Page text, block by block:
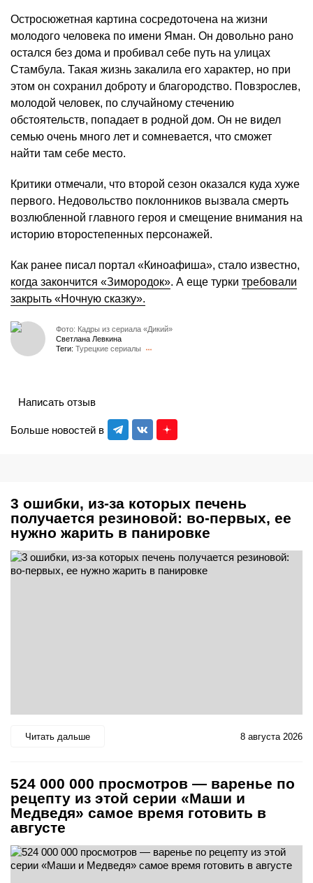
Остросюжетная картина сосредоточена на жизни
молодого человека по имени Яман. Он довольно рано
остался без дома и пробивал себе путь на улицах
Стамбула. Такая жизнь закалила его характер, но при
этом он сохранил доброту и благородство. Повзрослев,
молодой человек, по случайному стечению
обстоятельств, попадает в родной дом. Он не видел
семью очень много лет и сомневается, что сможет
найти там себе место.
Критики отмечали, что второй сезон оказался куда хуже
первого. Недовольство поклонников вызвала смерть
возлюбленной главного героя и смещение внимания на
историю второстепенных персонажей.
Как ранее писал портал «Киноафиша», стало известно,
когда закончится «Зимородок». А еще турки требовали
закрыть «Ночную сказку».
Фото: Кадры из сериала «Дикий»
Светлана Левкина
Теги: Турецкие сериалы
Больше новостей в
Написать отзыв
3 ошибки, из-за которых печень
получается резиновой: во-первых, ее
нужно жарить в панировке
Читать дальше 8 августа 2026
524 000 000 просмотров — варенье по
рецепту из этой серии «Маши и
Медведя» самое время готовить в
августе